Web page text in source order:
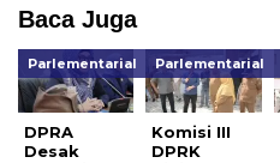
Baca Juga
Parlementarial
DPRA
Desak
Parlementarial
Komisi III
DPRK